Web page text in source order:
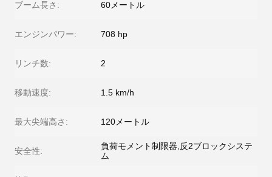
ブーム長さ: 60メートル
エンジンパワー: 708 hp
リンチ数: 2
移動速度: 1.5 km/h
最大尖端高さ: 120メートル
安全性:
負荷モメント制限器,反2ブロックシステ
ム